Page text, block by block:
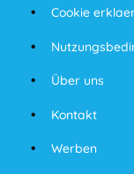
Cookie
Über uns
Kontakt
Werben